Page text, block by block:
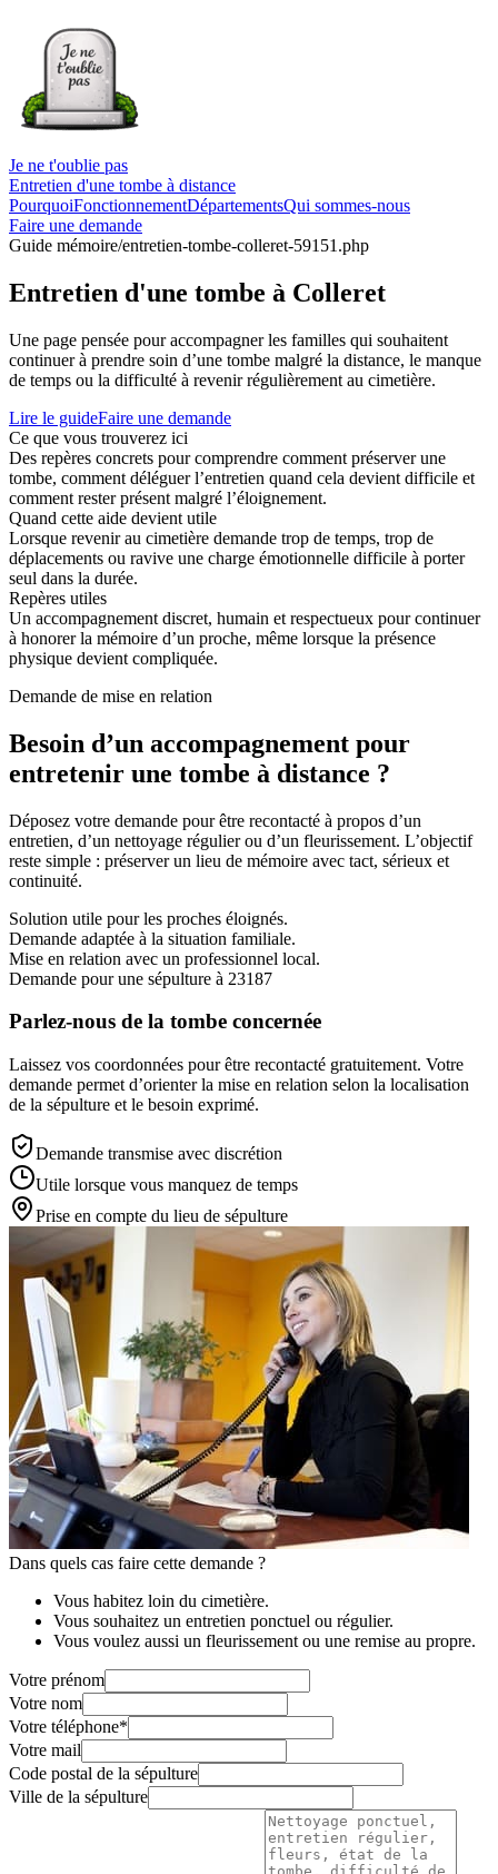
Je ne t'oublie pas
Entretien d'une tombe à distance
PourquoiFonctionnementDépartementsQui sommes-nous
Faire une demande
Guide mémoire/entretien-tombe-colleret-59151.php
Entretien d'une tombe à Colleret
Une page pensée pour accompagner les familles qui souhaitent
continuer à prendre soin d’une tombe malgré la distance, le manque
de temps ou la difficulté à revenir régulièrement au cimetière.
Lire le guideFaire une demande
Ce que vous trouverez ici
Des repères concrets pour comprendre comment préserver une
tombe, comment déléguer l’entretien quand cela devient difficile et
comment rester présent malgré l’éloignement.
Quand cette aide devient utile
Lorsque revenir au cimetière demande trop de temps, trop de
déplacements ou ravive une charge émotionnelle difficile à porter
seul dans la durée.
Repères utiles
Un accompagnement discret, humain et respectueux pour continuer
à honorer la mémoire d’un proche, même lorsque la présence
physique devient compliquée.
Demande de mise en relation
Besoin d’un accompagnement pour
entretenir une tombe à distance ?
Déposez votre demande pour être recontacté à propos d’un
entretien, d’un nettoyage régulier ou d’un fleurissement. L’objectif
reste simple : préserver un lieu de mémoire avec tact, sérieux et
continuité.
Solution utile pour les proches éloignés.
Demande adaptée à la situation familiale.
Mise en relation avec un professionnel local.
Demande pour une sépulture à 23187
Parlez-nous de la tombe concernée
Laissez vos coordonnées pour être recontacté gratuitement. Votre
demande permet d’orienter la mise en relation selon la localisation
de la sépulture et le besoin exprimé.
Demande transmise avec discrétion
Utile lorsque vous manquez de temps
Prise en compte du lieu de sépulture
Dans quels cas faire cette demande ?
Vous habitez loin du cimetière.
Vous souhaitez un entretien ponctuel ou régulier.
Vous voulez aussi un fleurissement ou une remise au propre.
Votre prénom
Votre nom
Votre téléphone*
Votre mail
Code postal de la sépulture
Ville de la sépulture